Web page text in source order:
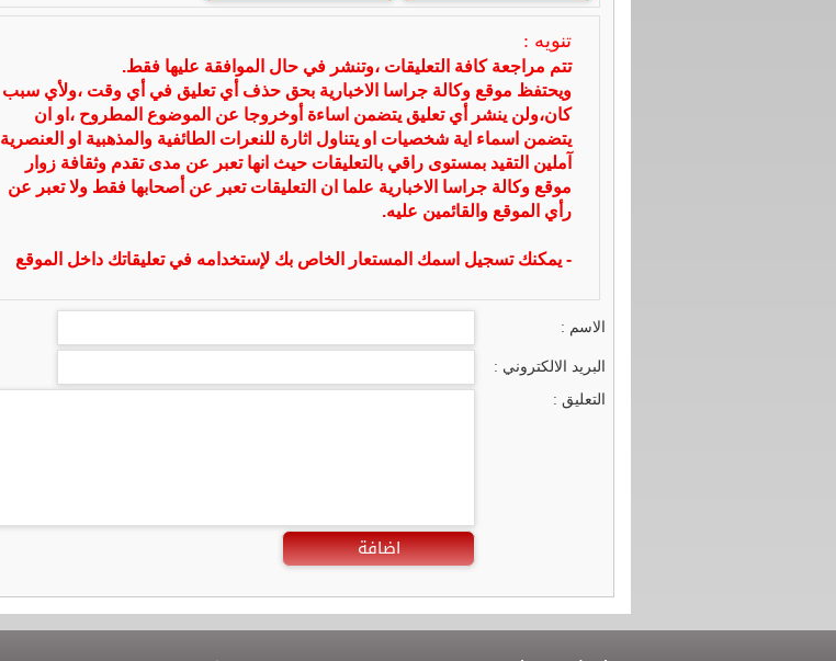
تنويه :
تتم مراجعة كافة التعليقات ،وتنشر في حال الموافقة عليها فقط.
ويحتفظ موقع وكالة جراسا الاخبارية بحق حذف أي تعليق في أي وقت ،ولأي سبب
كان،ولن ينشر أي تعليق يتضمن اساءة أوخروجا عن الموضوع المطروح ،او ان
يتضمن اسماء اية شخصيات او يتناول اثارة للنعرات الطائفية والمذهبية او العنصرية
آملين التقيد بمستوى راقي بالتعليقات حيث انها تعبر عن مدى تقدم وثقافة زوار
موقع وكالة جراسا الاخبارية علما ان التعليقات تعبر عن أصحابها فقط ولا تعبر عن
رأي الموقع والقائمين عليه.
- يمكنك تسجيل اسمك المستعار الخاص بك لإستخدامه في تعليقاتك داخل الموقع
الاسم :
البريد الالكتروني :
التعليق :
اضافة